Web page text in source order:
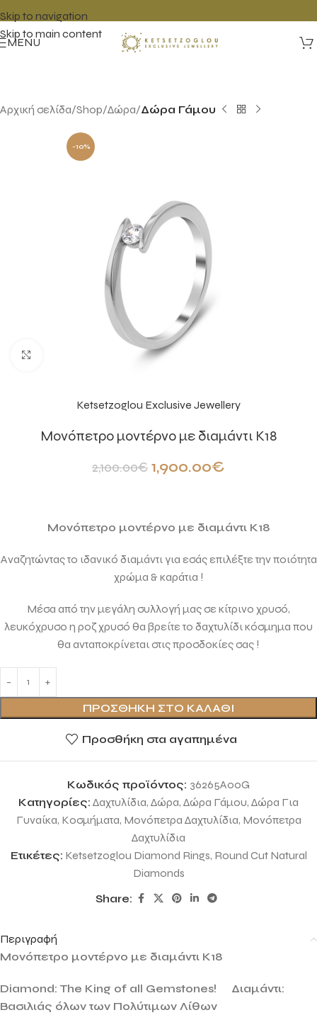
Skip to navigation
Skip to main content
MENU
Αρχική σελίδα Shop Δώρα Δώρα Γάμου
-10%
Ketsetzoglou Exclusive Jewellery
Mονόπετρο μοντέρνο με διαμάντι Κ18
2,100.00€ 1,900.00€
Mονόπετρο μοντέρνο με διαμάντι Κ18
Αναζητώντας το ιδανικό διαμάντι για εσάς επιλέξτε την ποιότητα
χρώμα & καράτια !
Μέσα από την μεγάλη συλλογή μας σε κίτρινο χρυσό,
λευκόχρυσο η ροζ χρυσό θα βρείτε το δαχτυλίδι κόσμημα που
θα ανταποκρίνεται στις προσδοκίες σας !
ΠΡΟΣΘΉΚΗ ΣΤΟ ΚΑΛΆΘΙ
Προσθήκη στα αγαπημένα
Κωδικός προϊόντος: 36265A00G
Κατηγορίες: Δαχτυλίδια, Δώρα, Δώρα Γάμου, Δώρα Για
Γυναίκα, Κοσμήματα, Μονόπετρα Δαχτυλίδια, Μονόπετρα
Δαχτυλίδια
Ετικέτες: Ketsetzoglou Diamond Rings, Round Cut Natural
Diamonds
Share:
Περιγραφή
Mονόπετρο μοντέρνο με διαμάντι Κ18
Diamond: The King of all Gemstones!
Διαμάντι:
Βασιλιάς όλων των Πολύτιμων Λίθων